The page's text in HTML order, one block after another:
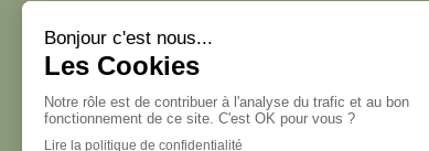
Téléconsultation Sophrologie
traitement médical.
Certaines mutuelles prennent en charge les séances de